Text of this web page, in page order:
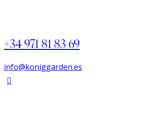
+34 971 81 83 69
info@koniggarden.es